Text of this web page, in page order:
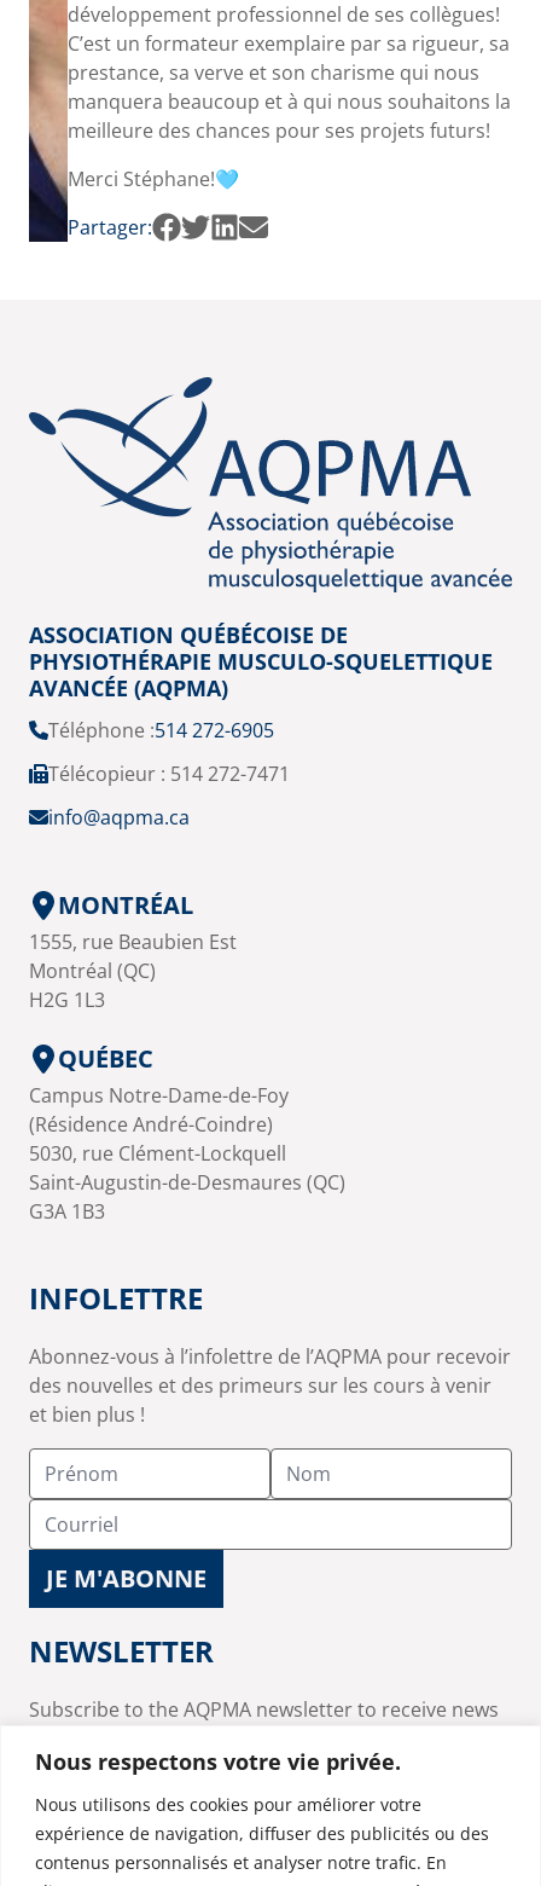
Nous respectons votre vie privée.
Nous utilisons des cookies pour améliorer votre
expérience de navigation, diffuser des publicités ou des
contenus personnalisés et analyser notre trafic. En
développement professionnel de ses collègues!
C’est un formateur exemplaire par sa rigueur, sa
prestance, sa verve et son charisme qui nous
manquera beaucoup et à qui nous souhaitons la
meilleure des chances pour ses projets futurs!
Merci Stéphane!🩵
Partager:
ASSOCIATION QUÉBÉCOISE DE
PHYSIOTHÉRAPIE MUSCULO-SQUELETTIQUE
AVANCÉE (AQPMA)
Téléphone :514 272-6905
Télécopieur : 514 272-7471
info@aqpma.ca
MONTRÉAL
1555, rue Beaubien Est
Montréal (QC)
H2G 1L3
QUÉBEC
Campus Notre-Dame-de-Foy
(Résidence André-Coindre)
5030, rue Clément-Lockquell
Saint-Augustin-de-Desmaures (QC)
G3A 1B3
INFOLETTRE
Abonnez-vous à l’infolettre de l’AQPMA pour recevoir
des nouvelles et des primeurs sur les cours à venir
et bien plus !
NEWSLETTER
Subscribe to the AQPMA newsletter to receive news